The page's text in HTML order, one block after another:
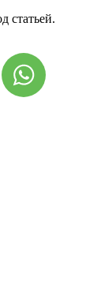
статьей.